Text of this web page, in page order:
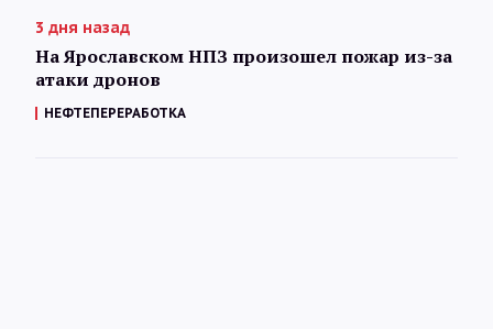
3 дня назад
На Ярославском НПЗ произошел пожар из-за
атаки дронов
НЕФТЕПЕРЕРАБОТКА